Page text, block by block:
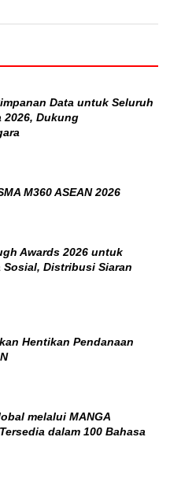
Data untuk Seluruh
2026, Dukung
M360 ASEAN 2026
Awards 2026 untuk
Distribusi Siaran
Hentikan Pendanaan
melalui MANGA
dalam 100 Bahasa